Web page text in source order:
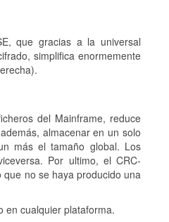
que gracias a la universal
simplifica enormemente
del Mainframe, reduce
almacenar en un solo
más el tamaño global. Los
Por ultimo, el CRC-
no se haya producido una
en cualquier plataforma.